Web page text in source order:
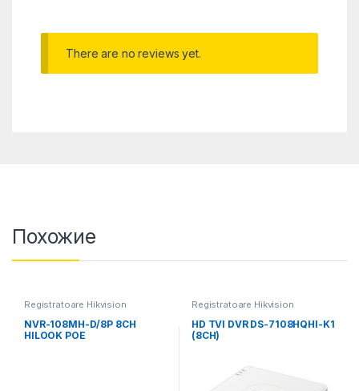
There are no reviews yet.
Похожие
Registratoare Hikvision
NVR-108MH-D/8P 8CH
HILOOK POE
Registratoare Hikvision
HD TVI DVR DS-7108HQHI-K1
(8CH)